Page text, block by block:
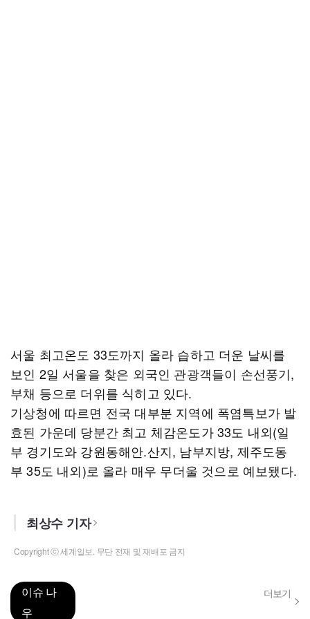
서울 최고온도 33도까지 올라 습하고 더운 날씨를
보인 2일 서울을 찾은 외국인 관광객들이 손선풍기,
부채 등으로 더위를 식히고 있다.
기상청에 따르면 전국 대부분 지역에 폭염특보가 발
효된 가운데 당분간 최고 체감온도가 33도 내외(일
부 경기도와 강원동해안.산지, 남부지방, 제주도동
부 35도 내외)로 올라 매우 무더울 것으로 예보됐다.
최상수 기자
Copyright ⓒ 세계일보. 무단 전재 및 재배포 금지
이슈 나
우
더보기